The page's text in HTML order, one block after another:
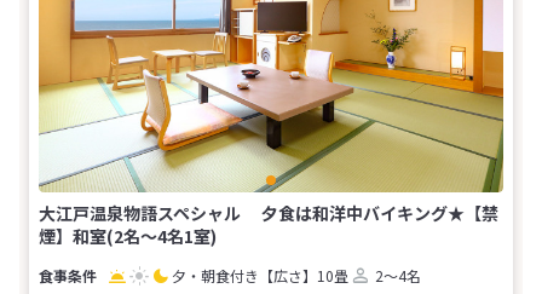
大江戸温泉物語スペシャル 夕食は和洋中バイキング★【禁
煙】和室(2名～4名1室)
夕・朝食付き 【広さ】10畳
2～4名